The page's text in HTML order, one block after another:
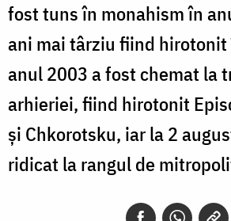
fost tuns în monahism în
ani mai târziu fiind
anul 2003 a fost chemat la
arhieriei, fiind hirotonit
și Chkorotsku, iar la 2
ridicat la rangul de